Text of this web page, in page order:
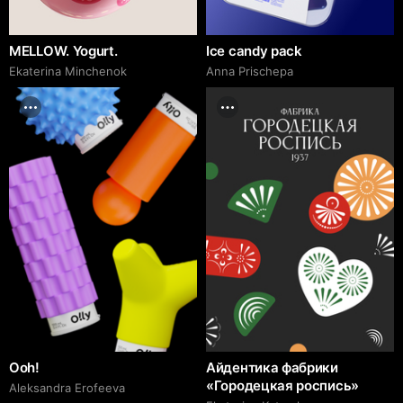
MELLOW. Yogurt.
Ekaterina Minchenok
Ice candy pack
Anna Prischepa
Ooh!
Aleksandra Erofeeva
Айдентика фабрики
«Городецкая роспись»